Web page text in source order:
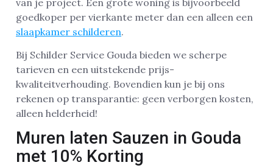
goedkoper per vierkante meter dan een alleen een
slaapkamer schilderen.
Bij Schilder Service Gouda bieden we scherpe
tarieven en een uitstekende prijs-
kwaliteitverhouding. Bovendien kun je bij ons
rekenen op transparantie: geen verborgen kosten,
alleen helderheid!
Muren laten Sauzen in Gouda
met 10% Korting